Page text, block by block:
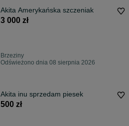
Akita Amerykańska szczeniak
3 000 zł
Brzeziny
Odświeżono dnia 08 sierpnia 2026
Akita inu sprzedam piesek
500 zł